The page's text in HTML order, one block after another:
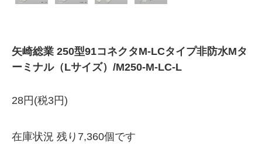
矢崎総業 250型91コネクタM-LCタイプ非防水Mタ
ーミナル（Lサイズ）/M250-M-LC-L
28円(税3円)
在庫状況 残り7,360個です